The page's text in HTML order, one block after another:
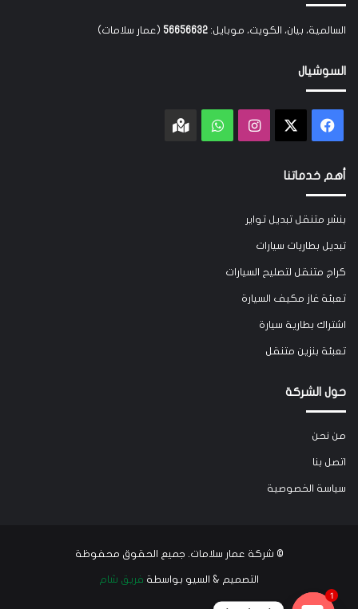
السالمية، بيان، الكويت، موبايل: 56656632 (عمار سلامات)
السوشيال
فيسبوك انستقرامواتسابGoogle
أهم خدماتنا
بنشر متنقل تبديل تواير
تبديل بطاريات سيارات
كراج متنقل لتصليح السيارات
تعبئة غاز مكيف السيارة
اشتراك بطارية سيارة
تعبئة بنزين متنقل
حول الشركة
من نحن
اتصل بنا
سياسة الخصوصية
© شركة عمار سلامات . جميع الحقوق محفوظة
التصميم & السيو بواسطة فريق شام
1